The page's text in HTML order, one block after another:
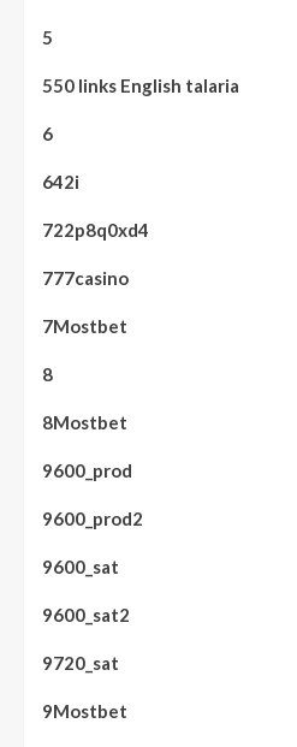
5
550 links English talaria
6
642i
722p8q0xd4
777casino
7Mostbet
8
8Mostbet
9600_prod
9600_prod2
9600_sat
9600_sat2
9720_sat
9Mostbet